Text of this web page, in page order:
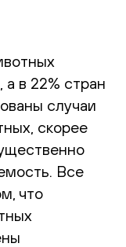
а в 22% стран
случаи
скорее
Все
что